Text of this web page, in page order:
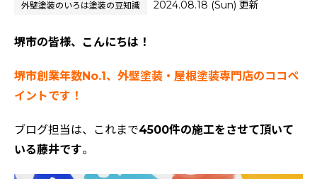
外壁塗装のいろは塗装の豆知識 2024.08.18 (Sun) 更新
堺市の皆様、こんにちは！
堺市創業年数No.1、外壁塗装・屋根塗装専門店のココペ
イントです！
ブログ担当は、これまで4500件の施工をさせて頂いて
いる藤井です。